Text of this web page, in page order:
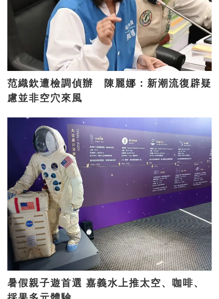
范織欽遭檢調偵辦 陳麗娜：新潮流復辟疑
慮並非空穴來風
暑假親子遊首選 嘉義水上推太空、咖啡、